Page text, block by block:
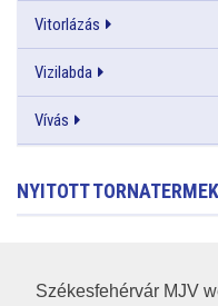
Székesfehérvár MJV
Vitorlázás
Vizilabda
Vívás
NYITOTT TORNATERMEK
RSS